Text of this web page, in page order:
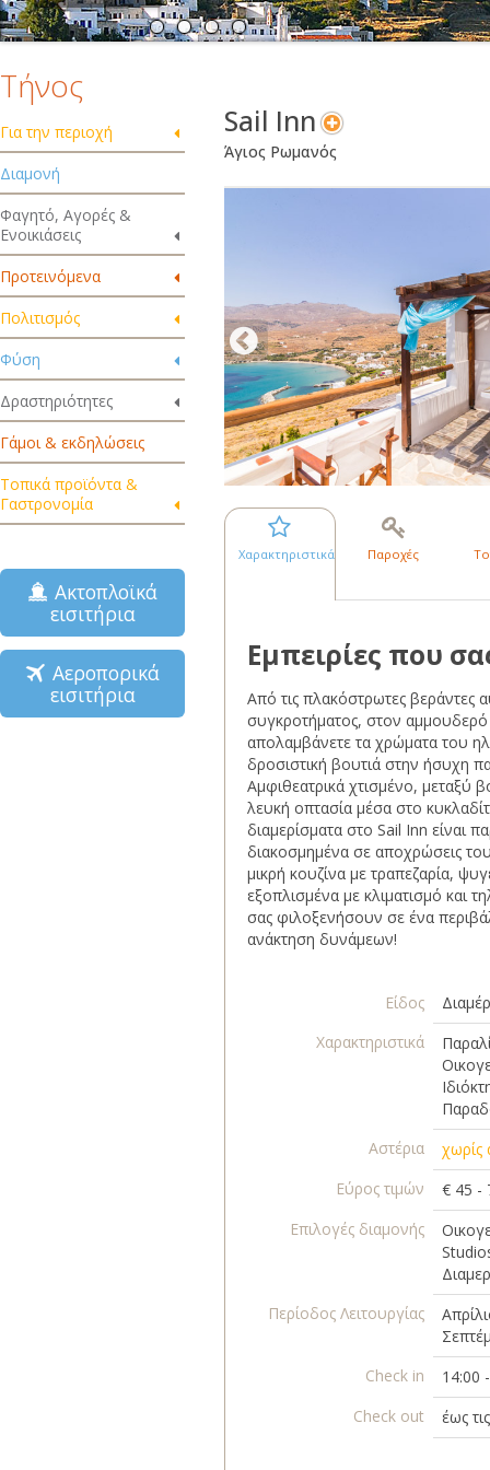
Τήνος
Για την περιοχή
Διαμονή
Φαγητό, Αγορές &
Ενοικιάσεις
Προτεινόμενα
Πολιτισμός
Φύση
Δραστηριότητες
Γάμοι & εκδηλώσεις
Τοπικά προϊόντα &
Γαστρονομία
Ακτοπλοϊκά
εισιτήρια
Αεροπορικά
εισιτήρια
Sail Inn
Άγιος Ρωμανός
Χαρακτηριστικά Παροχές
Εμπειρίες που
Από τις πλακόστρωτες βεράντες
συγκροτήματος, στον
απολαμβάνετε τα χρώματα του
δροσιστική βουτιά στην ήσυχη
Αμφιθεατρικά χτισμένο, μεταξύ
λευκή οπτασία μέσα στο
διαμερίσματα στο Sail Inn είναι
διακοσμημένα σε αποχρώσεις
μικρή κουζίνα με τραπεζαρία,
εξοπλισμένα με κλιματισμό και
σας φιλοξενήσουν σε ένα
ανάκτηση δυνάμεων!
Είδος
Χαρακτηριστικά
Αστέρια
χωρίς
Εύρος τιμών
€ 45 -
Επιλογές διαμονής
Περίοδος Λειτουργίας
Check in
14:00
Check out
έως